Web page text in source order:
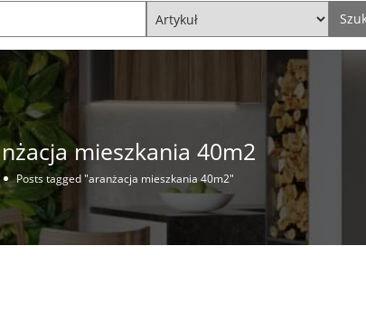
mieszkania 40m2
Posts tagged "aranżacja mieszkania 40m2"